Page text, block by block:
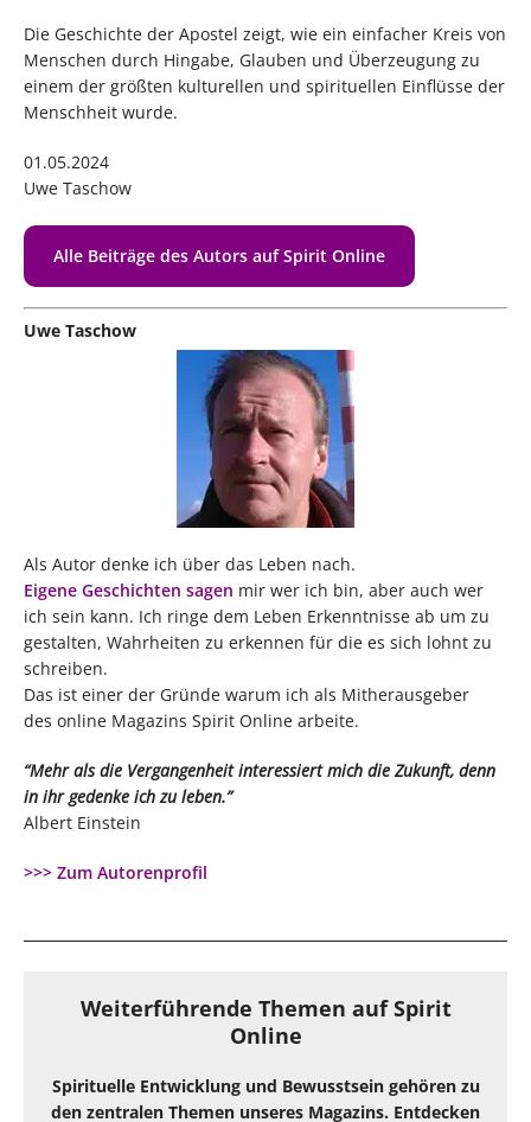
Die Geschichte der Apostel zeigt, wie ein einfacher Kreis von
Menschen durch Hingabe, Glauben und Überzeugung zu
einem der größten kulturellen und spirituellen Einflüsse der
Menschheit wurde.
01.05.2024
Uwe Taschow
Alle Beiträge des Autors auf Spirit Online
Uwe Taschow
Als Autor denke ich über das Leben nach.
Eigene Geschichten sagen mir wer ich bin, aber auch wer
ich sein kann. Ich ringe dem Leben Erkenntnisse ab um zu
gestalten, Wahrheiten zu erkennen für die es sich lohnt zu
schreiben.
Das ist einer der Gründe warum ich als Mitherausgeber
des online Magazins Spirit Online arbeite.
“Mehr als die Vergangenheit interessiert mich die Zukunft, denn
in ihr gedenke ich zu leben.”
Albert Einstein
>>> Zum Autorenprofil
Weiterführende Themen auf Spirit
Online
Spirituelle Entwicklung und Bewusstsein gehören zu
den zentralen Themen unseres Magazins. Entdecken